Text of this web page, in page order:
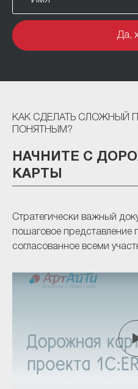
КАК СДЕЛАТЬ СЛОЖНЫЙ
ПОНЯТНЫМ?
НАЧНИТЕ С
КАРТЫ
Стратегически важный
пошаговое представление
согласованное всеми